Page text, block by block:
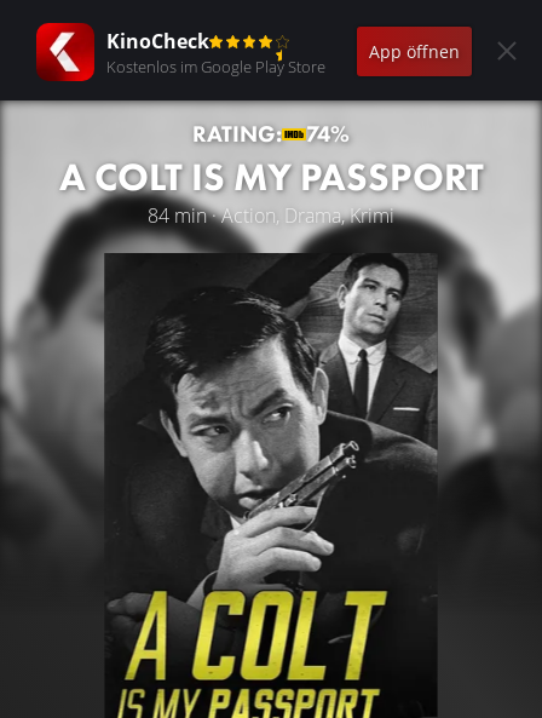
KinoCheck
Kostenlos im Google Play Store
App öffnen
RATING: 74%
A COLT IS MY PASSPORT
84 min · Action, Drama, Krimi